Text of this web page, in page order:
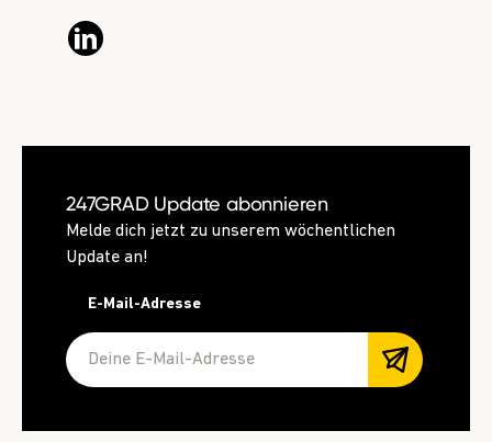
247GRAD Update abonnieren
Melde dich jetzt zu unserem wöchentlichen
Update an!
E-Mail-Adresse